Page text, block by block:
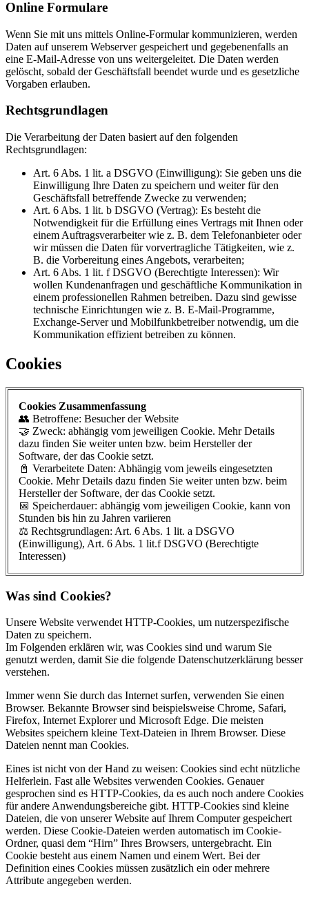
Online Formulare
Wenn Sie mit uns mittels Online-Formular kommunizieren, werden
Daten auf unserem Webserver gespeichert und gegebenenfalls an
eine E-Mail-Adresse von uns weitergeleitet. Die Daten werden
gelöscht, sobald der Geschäftsfall beendet wurde und es gesetzliche
Vorgaben erlauben.
Rechtsgrundlagen
Die Verarbeitung der Daten basiert auf den folgenden
Rechtsgrundlagen:
Art. 6 Abs. 1 lit. a DSGVO (Einwilligung): Sie geben uns die
Einwilligung Ihre Daten zu speichern und weiter für den
Geschäftsfall betreffende Zwecke zu verwenden;
Art. 6 Abs. 1 lit. b DSGVO (Vertrag): Es besteht die
Notwendigkeit für die Erfüllung eines Vertrags mit Ihnen oder
einem Auftragsverarbeiter wie z. B. dem Telefonanbieter oder
wir müssen die Daten für vorvertragliche Tätigkeiten, wie z.
B. die Vorbereitung eines Angebots, verarbeiten;
Art. 6 Abs. 1 lit. f DSGVO (Berechtigte Interessen): Wir
wollen Kundenanfragen und geschäftliche Kommunikation in
einem professionellen Rahmen betreiben. Dazu sind gewisse
technische Einrichtungen wie z. B. E-Mail-Programme,
Exchange-Server und Mobilfunkbetreiber notwendig, um die
Kommunikation effizient betreiben zu können.
Cookies
Cookies Zusammenfassung
👥 Betroffene: Besucher der Website
🤝 Zweck: abhängig vom jeweiligen Cookie. Mehr Details
dazu finden Sie weiter unten bzw. beim Hersteller der
Software, der das Cookie setzt.
📓 Verarbeitete Daten: Abhängig vom jeweils eingesetzten
Cookie. Mehr Details dazu finden Sie weiter unten bzw. beim
Hersteller der Software, der das Cookie setzt.
📅 Speicherdauer: abhängig vom jeweiligen Cookie, kann von
Stunden bis hin zu Jahren variieren
⚖️ Rechtsgrundlagen: Art. 6 Abs. 1 lit. a DSGVO
(Einwilligung), Art. 6 Abs. 1 lit.f DSGVO (Berechtigte
Interessen)
Was sind Cookies?
Unsere Website verwendet HTTP-Cookies, um nutzerspezifische
Daten zu speichern.
Im Folgenden erklären wir, was Cookies sind und warum Sie
genutzt werden, damit Sie die folgende Datenschutzerklärung besser
verstehen.
Immer wenn Sie durch das Internet surfen, verwenden Sie einen
Browser. Bekannte Browser sind beispielsweise Chrome, Safari,
Firefox, Internet Explorer und Microsoft Edge. Die meisten
Websites speichern kleine Text-Dateien in Ihrem Browser. Diese
Dateien nennt man Cookies.
Eines ist nicht von der Hand zu weisen: Cookies sind echt nützliche
Helferlein. Fast alle Websites verwenden Cookies. Genauer
gesprochen sind es HTTP-Cookies, da es auch noch andere Cookies
für andere Anwendungsbereiche gibt. HTTP-Cookies sind kleine
Dateien, die von unserer Website auf Ihrem Computer gespeichert
werden. Diese Cookie-Dateien werden automatisch im Cookie-
Ordner, quasi dem “Hirn” Ihres Browsers, untergebracht. Ein
Cookie besteht aus einem Namen und einem Wert. Bei der
Definition eines Cookies müssen zusätzlich ein oder mehrere
Attribute angegeben werden.